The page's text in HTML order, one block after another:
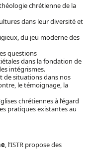
chrétienne de la
dans leur diversité et
du jeu moderne des
questions
dans la fondation de
intégrismes.
de situations dans nos
le témoignage, la
chrétiennes à l’égard
pratiques existantes au
, l’ISTR propose des